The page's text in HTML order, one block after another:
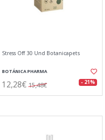
Stress Off 30 Und Botanicapets
BOTÁNICA PHARMA
12,28€ 15,48€ - 21%